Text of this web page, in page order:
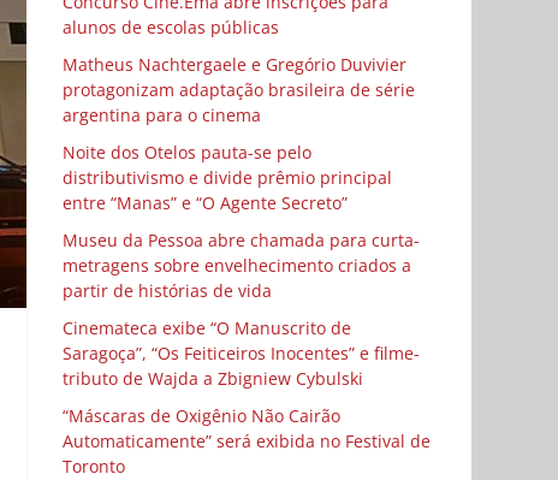
alunos de escolas públicas
Matheus Nachtergaele e Gregório Duvivier
protagonizam adaptação brasileira de série
argentina para o cinema
Noite dos Otelos pauta-se pelo
distributivismo e divide prêmio principal
entre “Manas” e “O Agente Secreto”
Museu da Pessoa abre chamada para curta-
metragens sobre envelhecimento criados a
partir de histórias de vida
Cinemateca exibe “O Manuscrito de
Saragoça”, “Os Feiticeiros Inocentes” e filme-
tributo de Wajda a Zbigniew Cybulski
“Máscaras de Oxigênio Não Cairão
Automaticamente” será exibida no Festival de
Toronto